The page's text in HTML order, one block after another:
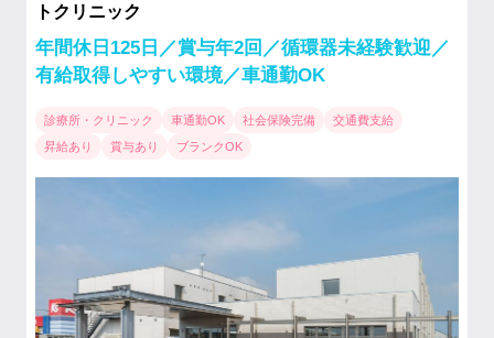
トクリニック
年間休日125日／賞与年2回／循環器未経験歓迎／
有給取得しやすい環境／車通勤OK
診療所・クリニック 車通勤OK 社会保険完備
交通費支給
昇給あり
賞与あり ブランクOK